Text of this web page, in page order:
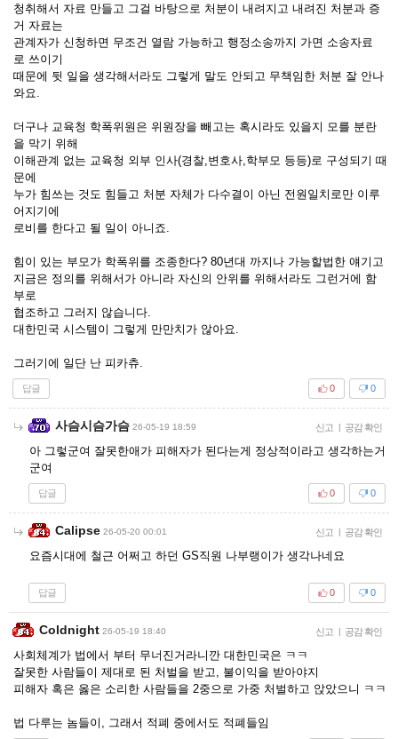
청취해서 자료 만들고 그걸 바탕으로 처분이 내려지고 내려진 처분과 증
거 자료는
관계자가 신청하면 무조건 열람 가능하고 행정소송까지 가면 소송자료
로 쓰이기
때문에 뒷 일을 생각해서라도 그렇게 말도 안되고 무책임한 처분 잘 안나
와요.
더구나 교육청 학폭위원은 위원장을 빼고는 혹시라도 있을지 모를 분란
을 막기 위해
이해관계 없는 교육청 외부 인사(경찰,변호사,학부모 등등)로 구성되기 때
문에
누가 힘쓰는 것도 힘들고 처분 자체가 다수결이 아닌 전원일치로만 이루
어지기에
로비를 한다고 될 일이 아니죠.
힘이 있는 부모가 학폭위를 조종한다? 80년대 까지나 가능할법한 얘기고
지금은 정의를 위해서가 아니라 자신의 안위를 위해서라도 그런거에 함
부로
협조하고 그러지 않습니다.
대한민국 시스템이 그렇게 만만치가 않아요.
그러기에 일단 난 피카츄.
답글 0
0
사슴시슴가슴 26-05-19 18:59 신고 | 공감 확인
아 그렇군여 잘못한애가 피해자가 된다는게 정상적이라고 생각하는거
군여
답글 0
0
Calipse 26-05-20 00:01 신고 | 공감 확인
요즘시대에 철근 어쩌고 하던 GS직원 나부랭이가 생각나네요
답글 0
0
Coldnight 26-05-19 18:40 신고 | 공감 확인
사회체계가 법에서 부터 무너진거라니깐 대한민국은 ㅋㅋ
잘못한 사람들이 제대로 된 처벌을 받고, 불이익을 받아야지
피해자 혹은 옳은 소리한 사람들을 2중으로 가중 처벌하고 앉았으니 ㅋㅋ
법 다루는 놈들이, 그래서 적폐 중에서도 적폐들임